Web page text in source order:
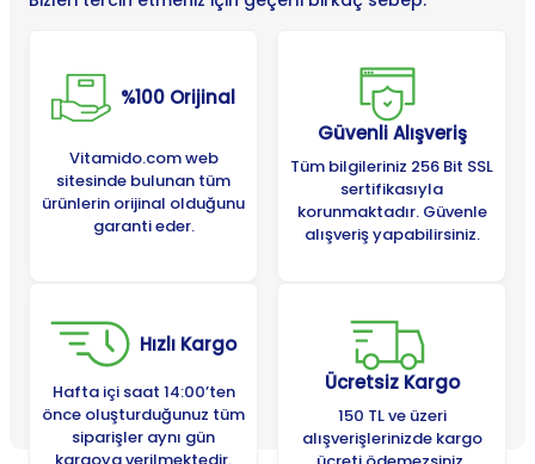
%100 Orijinal
Vitamido.com web
sitesinde bulunan tüm
ürünlerin orijinal olduğunu
garanti eder.
Güvenli Alışveriş
Tüm bilgileriniz 256 Bit SSL
sertifikasıyla
korunmaktadır. Güvenle
alışveriş yapabilirsiniz.
Hızlı Kargo
Hafta içi saat 14:00’ten
önce oluşturduğunuz tüm
siparişler aynı gün
kargoya verilmektedir.
Ücretsiz Kargo
150 TL ve üzeri
alışverişlerinizde kargo